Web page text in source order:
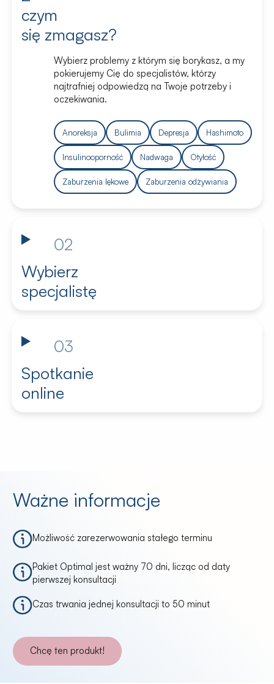
czym
się zmagasz?
Wybierz problemy z którym się borykasz, a my
pokierujemy Cię do specjalistów, którzy
najtrafniej odpowiedzą na Twoje potrzeby i
oczekiwania.
Anoreksja Bulimia Depresja Hashimoto
Insulinooporność Nadwaga Otyłość
Zaburzenia lękowe Zaburzenia odżywiania
02
Wybierz
specjalistę
03
Spotkanie
online
Ważne informacje
Możliwość zarezerwowania stałego terminu
Pakiet Optimal jest ważny 70 dni, licząc od daty
pierwszej konsultacji
Czas trwania jednej konsultacji to 50 minut
Chcę ten produkt!